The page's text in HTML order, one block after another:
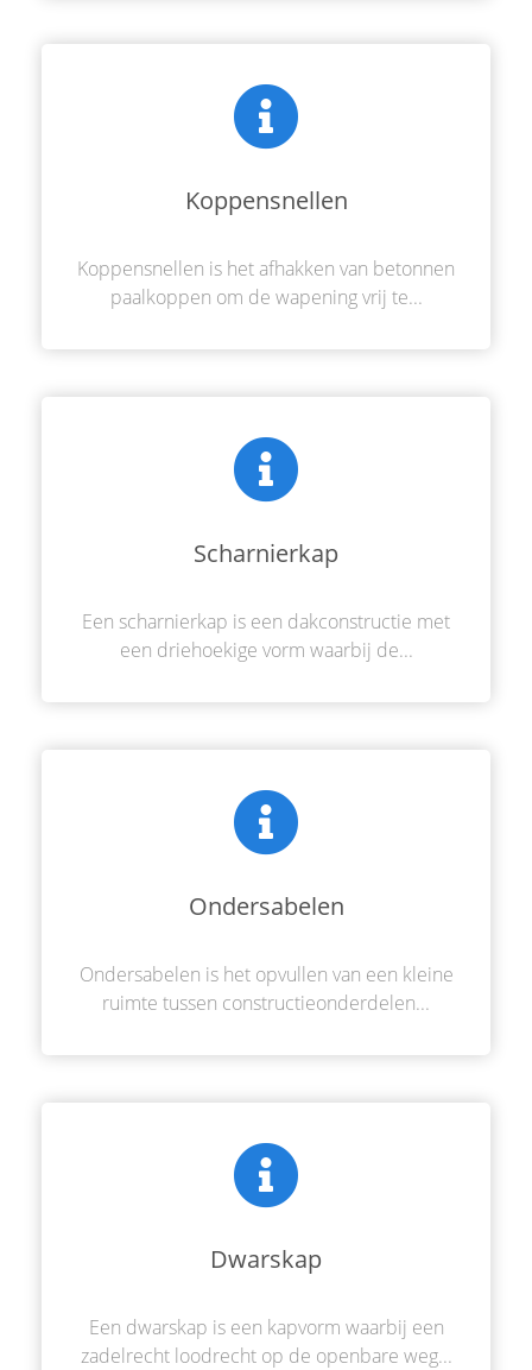
Koppensnellen
Koppensnellen is het afhakken van betonnen
paalkoppen om de wapening vrij te...
Scharnierkap
Een scharnierkap is een dakconstructie met
een driehoekige vorm waarbij de...
Ondersabelen
Ondersabelen is het opvullen van een kleine
ruimte tussen constructieonderdelen...
Dwarskap
Een dwarskap is een kapvorm waarbij een
zadelrecht loodrecht op de openbare weg...